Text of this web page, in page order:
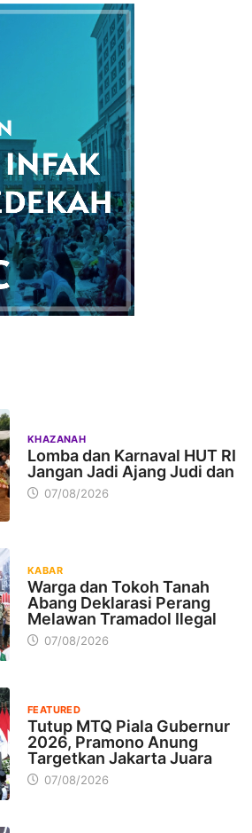
KHAZANAH
Lomba dan Karnaval HUT RI
Jangan Jadi Ajang Judi dan
07/08/2026
KABAR
Warga dan Tokoh Tanah
Abang Deklarasi Perang
Melawan Tramadol Ilegal
07/08/2026
FEATURED
Tutup MTQ Piala Gubernur
2026, Pramono Anung
Targetkan Jakarta Juara
07/08/2026